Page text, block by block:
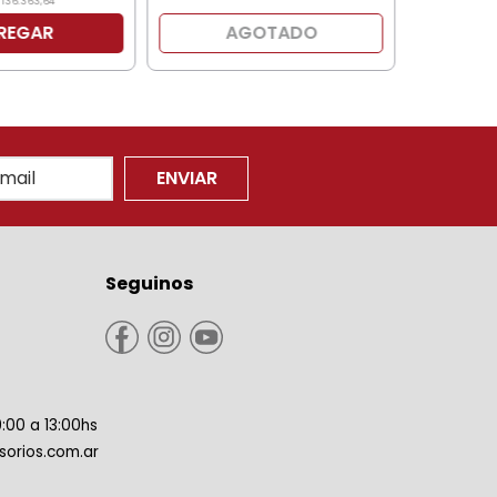
AGOTADO
ENVIAR
a 13:00hs
Seguinos